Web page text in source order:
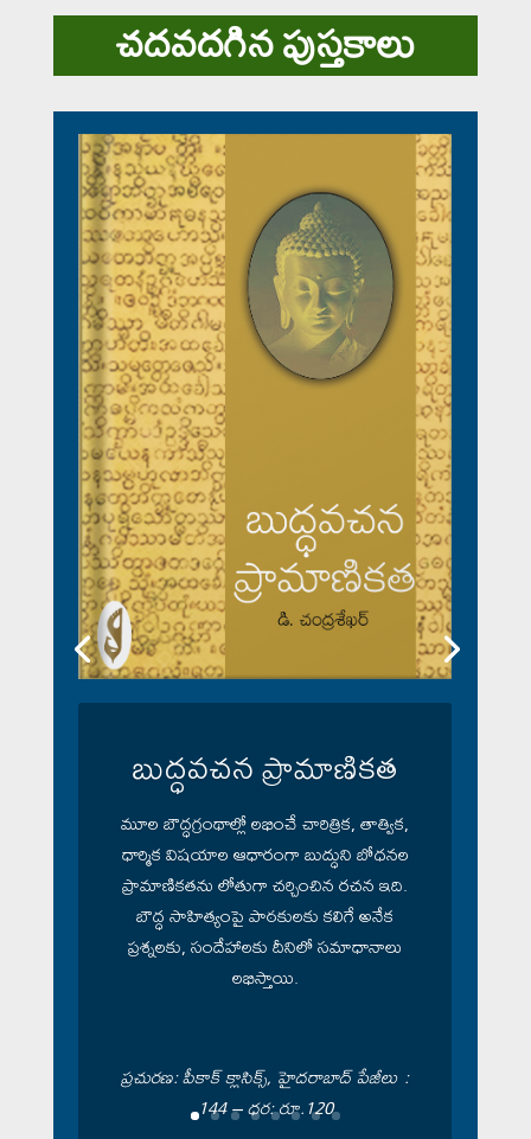
చదవదగిన పుస్తకాలు
బుద్ధవచన ప్రామాణికత
మూల బౌద్ధగ్రంథాల్లో లభించే చారిత్రిక, తాత్విక,
ధార్మిక విషయాల ఆధారంగా బుద్ధుని బోధనల
ప్రామాణికతను లోతుగా చర్చించిన రచన ఇది.
బౌద్ధ సాహిత్యంపై పాఠకులకు కలిగే అనేక
ప్రశ్నలకు, సందేహాలకు దీనిలో సమాధానాలు
లభిస్తాయి.
ప్రచురణ: పీకాక్ క్లాసిక్స్, హైదరాబాద్ పేజీలు :
144 – ధర: రూ.120